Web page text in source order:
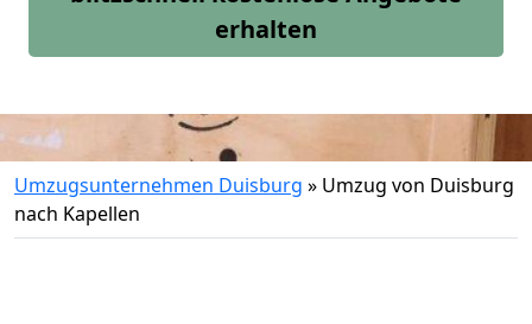
erhalten
Umzugsunternehmen Duisburg » Umzug von Duisburg
nach Kapellen